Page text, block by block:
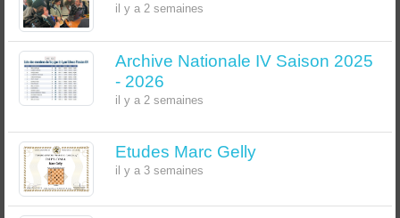
il y a 2 semaines
Archive Nationale IV Saison 2025
- 2026
il y a 2 semaines
Etudes Marc Gelly
il y a 3 semaines